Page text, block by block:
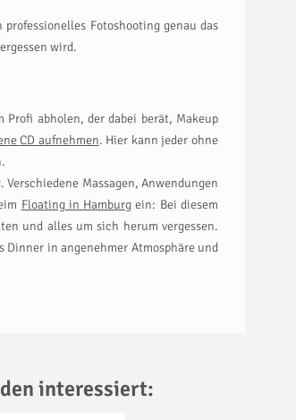
Fotoshooting genau das
wird.
abholen, der dabei berät, Makeup
CD aufnehmen. Hier kann jeder ohne
. Verschiedene Massagen, Anwendungen
Floating in Hamburg ein: Bei diesem
und alles um sich herum vergessen.
in angenehmer Atmosphäre und
interessiert: